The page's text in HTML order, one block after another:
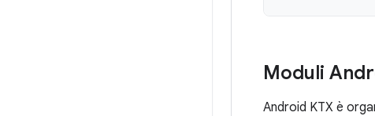
Moduli
Android KTX è